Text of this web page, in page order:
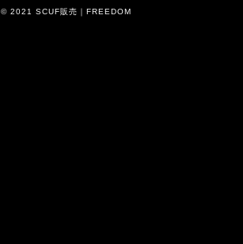
© 2021 SCUF販売｜FREEDOM